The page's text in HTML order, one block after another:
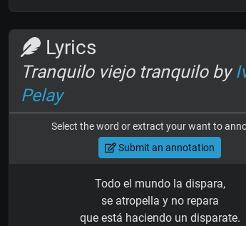
Lyrics
Tranquilo viejo tranquilo by
Pelay
Select the word or extract your want to
Submit an annotation
Todo el mundo la dispara,
se atropella y no repara
que está haciendo un disparate.